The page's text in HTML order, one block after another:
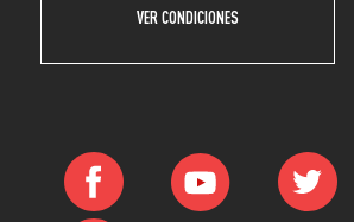
VER CONDICIONES